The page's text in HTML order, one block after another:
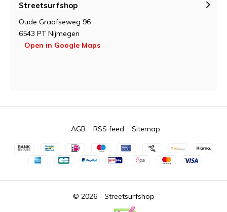
Streetsurfshop
Oude Graafseweg 96
6543 PT Nijmegen
Open in Google Maps
© 2026 - Streetsurfshop
AGB RSS feed Sitemap